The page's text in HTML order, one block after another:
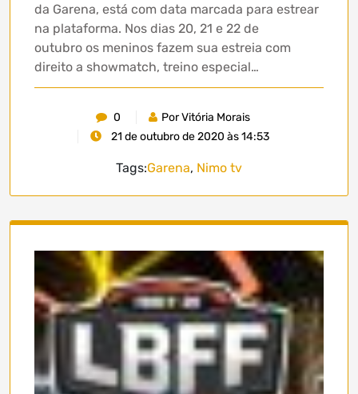
da Garena, está com data marcada para estrear
na plataforma. Nos dias 20, 21 e 22 de
outubro os meninos fazem sua estreia com
direito a showmatch, treino especial…
0
Por Vitória Morais
21 de outubro de 2020 às 14:53
Tags:Garena, Nimo tv